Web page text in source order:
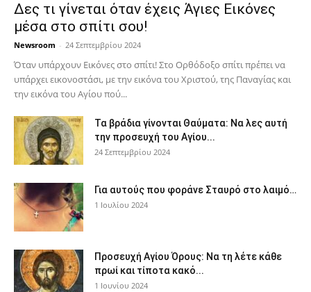
Δες τι γίνεται όταν έχεις Άγιες Εικόνες
μέσα στο σπίτι σου!
Newsroom - 24 Σεπτεμβρίου 2024
Όταν υπάρχουν Εικόνες στο σπίτι! Στο Ορθόδοξο σπίτι πρέπει να
υπάρχει εικονοστάσι, με την εικόνα του Χριστού, της Παν­αγίας και
την εικόνα του Αγίου πού...
Τα βράδια γίνονται Θαύματα: Να λες αυτή
την προσευχή του Αγίου...
24 Σεπτεμβρίου 2024
Για αυτούς που φοράνε Σταυρό στο λαιμό…
1 Ιουλίου 2024
Προσευχή Αγίου Όρους: Να τη λέτε κάθε
πρωί και τίποτα κακό...
1 Ιουνίου 2024